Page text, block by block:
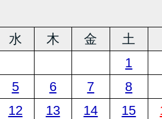
水 木 金 土
1
5 6 7
8
12 13 14 15